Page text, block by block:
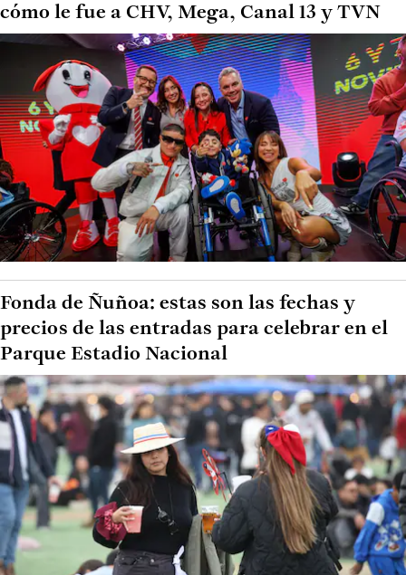
cómo le fue a CHV, Mega, Canal 13 y TVN
Fonda de Ñuñoa: estas son las fechas y
precios de las entradas para celebrar en el
Parque Estadio Nacional